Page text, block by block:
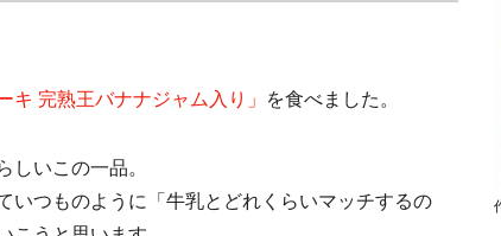
キ 完熟王バナナジャム入り」 を食べました。
しいこの一品。
いつものように「牛乳とどれくらいマッチするの